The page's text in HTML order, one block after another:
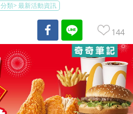
分類>最新活動資訊
144